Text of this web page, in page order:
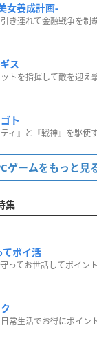
女養成計画-
き連れて金融戦争を制
ス
トを指揮して敵を迎え
ト
ゲームをもっと見
集
てポイ活
ってお世話してポイン